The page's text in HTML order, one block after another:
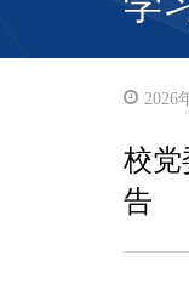
2026
校党
告